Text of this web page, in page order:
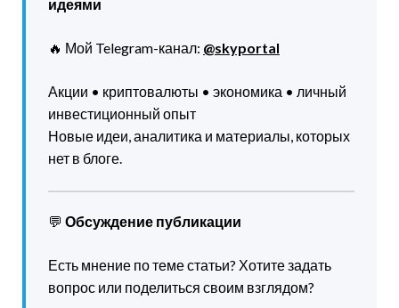
идеями
🔥 Мой Telegram-канал: @skyportal
Акции • криптовалюты • экономика • личный
инвестиционный опыт
Новые идеи, аналитика и материалы, которых
нет в блоге.
💬 Обсуждение публикации
Есть мнение по теме статьи? Хотите задать
вопрос или поделиться своим взглядом?